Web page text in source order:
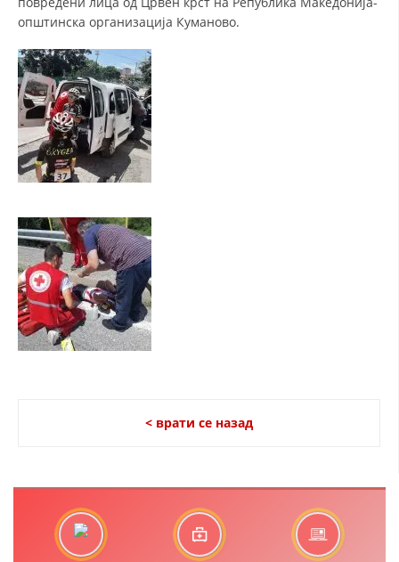
ОРГАНИЗАЦИЈА И РАЗВОЈ
СТРУКТУРА И ОРГАНИЗАЦИОНА ПОСТАВЕНОСТ
ПРОМОЦИЈА НА ХУМАНИ ВРЕДНОСТИ
УПОТРЕБА И ЗАШТИТА НА АМБЛЕМОТ
СОЦИЈАЛНО ХУМАНИТАРНА ДЕЈНОСТ
ДОГОВОРИ
општинска организација Куманово.
< врати се назад